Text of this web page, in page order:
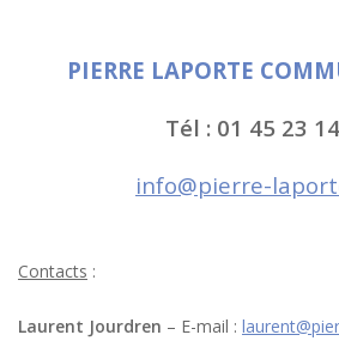
PIERRE LAPORTE
Tél : 01 45 23
info@pierre-
Contacts :
Laurent Jourdren – E-mail :